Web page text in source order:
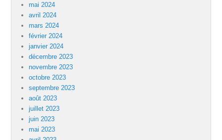
mai 2024
avril 2024
mars 2024
février 2024
janvier 2024
décembre 2023
novembre 2023
octobre 2023
septembre 2023
août 2023
juillet 2023
juin 2023
mai 2023